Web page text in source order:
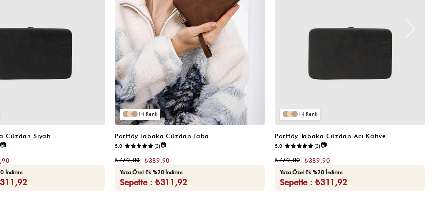
Cüzdan Siyah
📷
İndirim
4
Portföy Tabaka Cüzdan Taba
5.0 (3)📷
₺389,90
₺779,80
Yaza Özel Ek %20 İndirim
Sepette : ₺311,92
4
Portföy Tabaka Cüzdan Acı Kahve
5.0 (3)📷
₺389,90
₺779,80
Yaza Özel Ek %20 İndirim
Sepette : ₺311,92